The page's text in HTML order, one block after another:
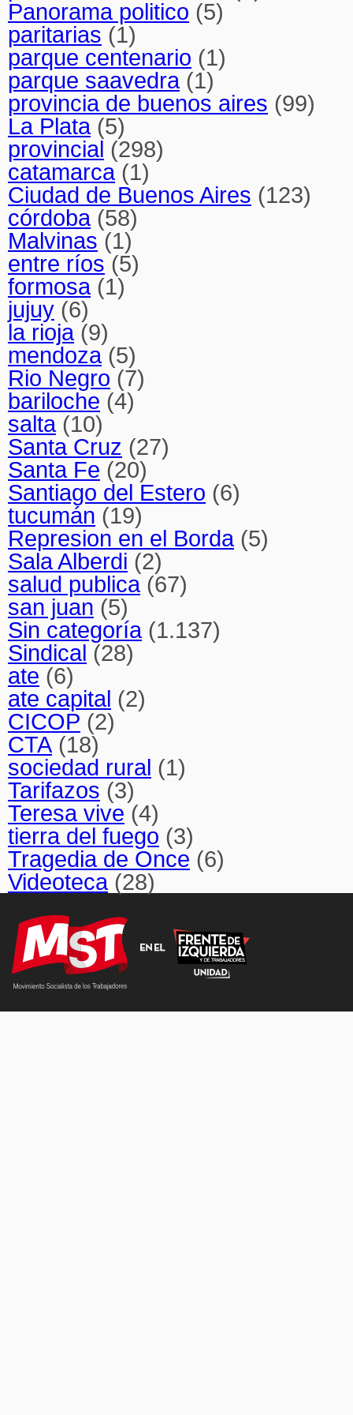
Panorama politico (5)
paritarias (1)
parque centenario (1)
parque saavedra(1)
provincia de buenos aires (99)
La Plata(5)
provincial (298)
catamarca(1)
Ciudad de Buenos Aires (123)
córdoba(58)
Malvinas (1)
entre ríos (5)
formosa(1)
jujuy (6)
la rioja(9)
mendoza(5)
Rio Negro (7)
bariloche (4)
salta(10)
Santa Cruz (27)
Santa Fe (20)
Santiago del Estero (6)
tucumán (19)
Represion en el Borda(5)
Sala Alberdi (2)
salud publica(67)
san juan (5)
Sin categoría(1.137)
Sindical (28)
ate (6)
ate capital (2)
CICOP (2)
CTA (18)
sociedad rural (1)
Tarifazos (3)
Teresa vive (4)
tierra del fuego (3)
Tragedia de Once (6)
Videoteca(28)